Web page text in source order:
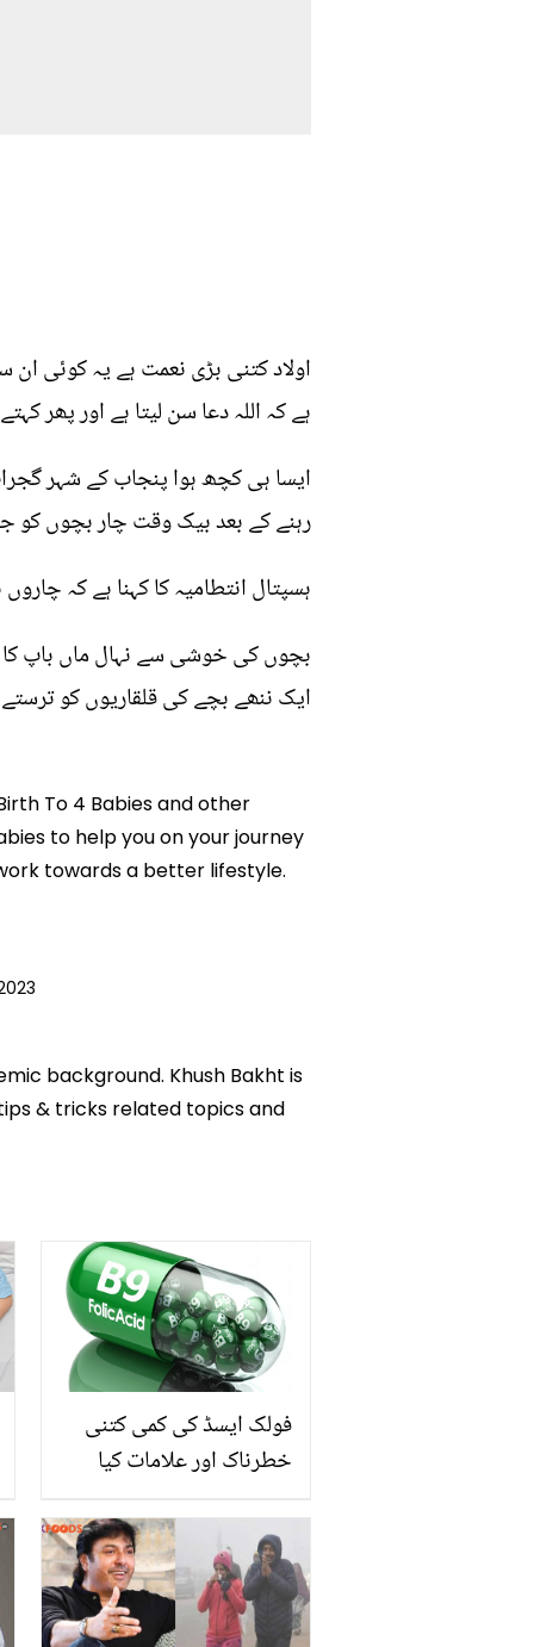
اولاد کتنی بڑی نعمت ہے یہ کوئی
ہے کہ اللہ دعا سن لیتا ہے اور پھر
ایسا ہی کچھ ہوا پنجاب کے شہر
رہنے کے بعد بیک وقت چار بچوں کو
ہسپتال انتطامیہ کا کہنا ہے کہ
بچوں کی خوشی سے نہال ماں باپ کا
ایک ننھے بچے کی قلقاریوں کو
To 4 Babies and other
to help you on your journey
towards a better lifestyle.
background. Khush Bakht is
& tricks related topics and
فولک ایسڈ کی کمی کتنی
خطرناک اور علامات کیا